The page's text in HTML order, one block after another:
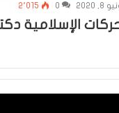
8, 2020
0 2٬015
الإسلامية